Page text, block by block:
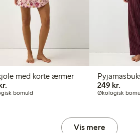
med korte ærmer
bomuld
249 kr.
Økologisk
Vis mere